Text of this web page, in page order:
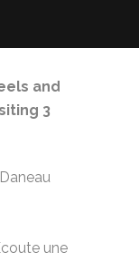
and
3
une